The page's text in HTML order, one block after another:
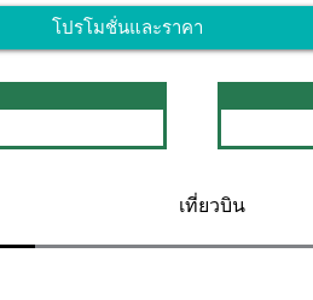
โปรโมชั่นและราคา
เที่ยวบิน